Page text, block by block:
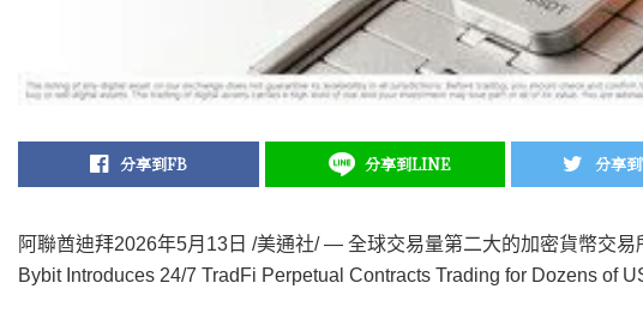
分享到FB 分享到LINE 分享
阿聯酋迪拜2026年5月13日 /美通社/ — 全球交易量第二大的加密貨幣交易
Bybit Introduces 24/7 TradFi Perpetual Contracts Trading for Dozens of